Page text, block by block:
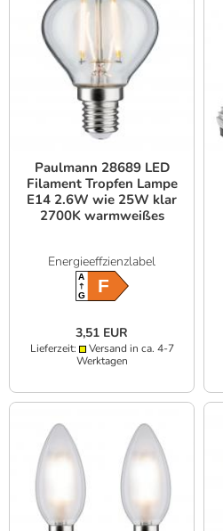
Paulmann 28689 LED
Filament Tropfen Lampe
E14 2.6W wie 25W klar
2700K warmweißes
Energieeffzienzlabel
A
GF
3,51 EUR
Lieferzeit:
Versand in ca. 4-7
Werktagen